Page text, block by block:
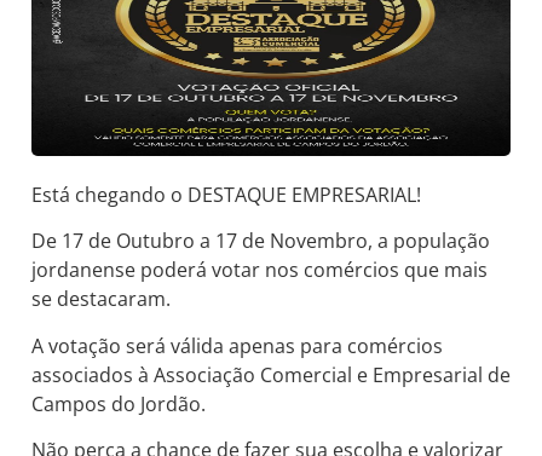
Está chegando o DESTAQUE EMPRESARIAL!
De 17 de Outubro a 17 de Novembro, a população
jordanense poderá votar nos comércios que mais
se destacaram.
Avotação será válida apenas para comércios
associados à Associação Comercial e Empresarial de
Campos do Jordão.
Não perca a chance de fazer sua escolha e valorizar